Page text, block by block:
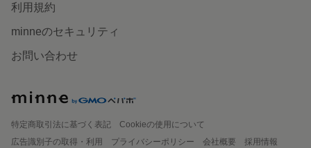
利用規約
minneのセキュリティ
お問い合わせ
特定商取引法に基づく表記
Cookieの使用について
広告識別子の取得・利用
プライバシーポリシー 会社概要
採用情報